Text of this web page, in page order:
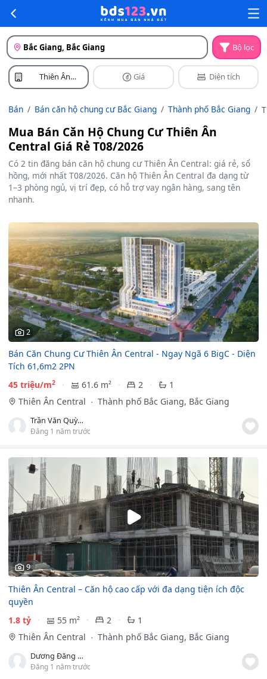
Bắc Giang, Bắc Giang Bộ lọc
Thiên Ân
Central
Giá Diện tích
Bán Bán căn hộ chung cư Bắc Giang Thành phố Bắc Giang
Mua Bán Căn Hộ Chung Cư Thiên Ân
Central Giá Rẻ T08/2026
Có 2 tin đăng bán căn hộ chung cư Thiên Ân Central: giá rẻ, sổ
hồng, mới nhất T08/2026. Căn hộ Thiên Ân Central đa dạng từ
1–3 phòng ngủ, vị trí đẹp, có hỗ trợ vay ngân hàng, sang tên
nhanh.
2
Bán Căn Chung Cư Thiên Ân Central - Ngay Ngã 6 BigC - Diện
Tích 61,6m2 2PN
45 triệu/m2 61.6 m² 2
1
Thiên Ân Central
Thành phố Bắc Giang, Bắc Giang
Trần Văn Quỳnh
Đăng 1 năm trước
9
Thiên Ân Central – Căn hộ cao cấp với đa dạng tiện ích độc
quyền
1.8 tỷ
55 m² 2
1
Thiên Ân Central
Thành phố Bắc Giang, Bắc Giang
Dương Đăng Sinh
Đăng 1 năm trước